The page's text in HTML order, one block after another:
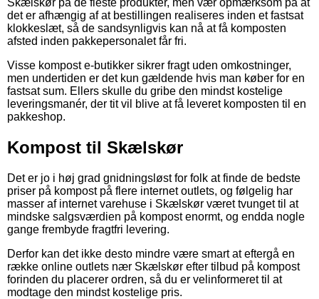
det er afhængig af at bestillingen realiseres inden et fastsat
klokkeslæt, så de sandsynligvis kan nå at få komposten
afsted inden pakkepersonalet får fri.
Visse kompost e-butikker sikrer fragt uden omkostninger,
men undertiden er det kun gældende hvis man køber for en
fastsat sum. Ellers skulle du gribe den mindst kostelige
leveringsmanér, der tit vil blive at få leveret komposten til en
pakkeshop.
Kompost til Skælskør
Det er jo i høj grad gnidningsløst for folk at finde de bedste
priser på kompost på flere internet outlets, og følgelig har
masser af internet varehuse i Skælskør været tvunget til at
mindske salgsværdien på kompost enormt, og endda nogle
gange frembyde fragtfri levering.
Derfor kan det ikke desto mindre være smart at eftergå en
række online outlets nær Skælskør efter tilbud på kompost
forinden du placerer ordren, så du er velinformeret til at
modtage den mindst kostelige pris.